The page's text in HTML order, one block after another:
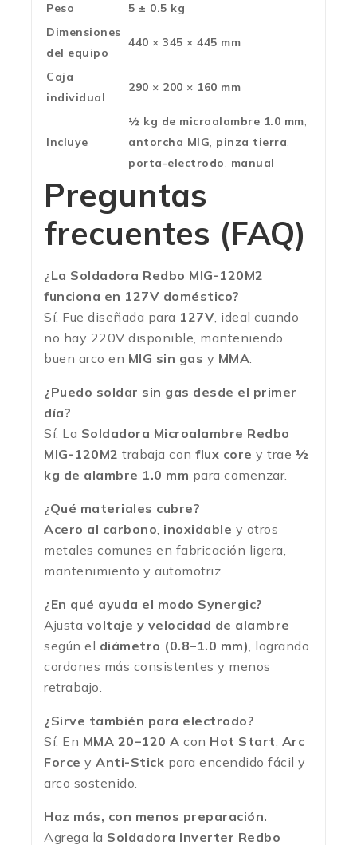
Peso
5 ± 0.5 kg
Dimensiones
del equipo
440 × 345 × 445 mm
Caja
individual
290 × 200 × 160 mm
Incluye
½ kg de microalambre 1.0 mm,
antorcha MIG, pinza tierra,
porta-electrodo, manual
Preguntas
frecuentes (FAQ)
¿La Soldadora Redbo MIG-120M2
funciona en 127V doméstico?
Sí. Fue diseñada para 127V, ideal cuando
no hay 220V disponible, manteniendo
buen arco en MIG sin gas y MMA.
¿Puedo soldar sin gas desde el primer
día?
Sí. La Soldadora Microalambre Redbo
MIG-120M2 trabaja con flux core y trae ½
kg de alambre 1.0 mm para comenzar.
¿Qué materiales cubre?
Acero al carbono, inoxidable y otros
metales comunes en fabricación ligera,
mantenimiento y automotriz.
¿En qué ayuda el modo Synergic?
Ajusta voltaje y velocidad de alambre
según el diámetro (0.8–1.0 mm), logrando
cordones más consistentes y menos
retrabajo.
¿Sirve también para electrodo?
Sí. En MMA 20–120 A con Hot Start, Arc
Force y Anti-Stick para encendido fácil y
arco sostenido.
Haz más, con menos preparación.
Agrega la Soldadora Inverter Redbo